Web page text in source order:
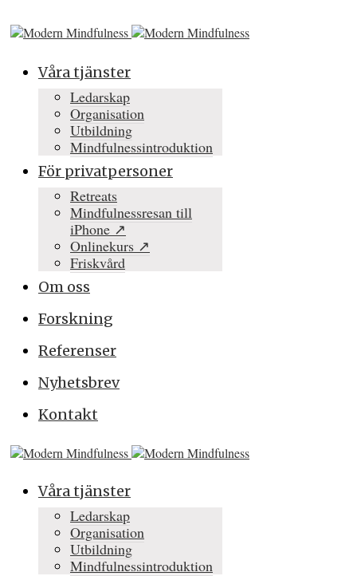
Våra tjänster
Ledarskap
Organisation
Utbildning
Mindfulnessintroduktion
För privatpersoner
Retreats
Mindfulnessresan till
iPhone ↗
Onlinekurs ↗
Friskvård
Om oss
Forskning
Referenser
Nyhetsbrev
Kontakt
Våra tjänster
Ledarskap
Organisation
Utbildning
Mindfulnessintroduktion